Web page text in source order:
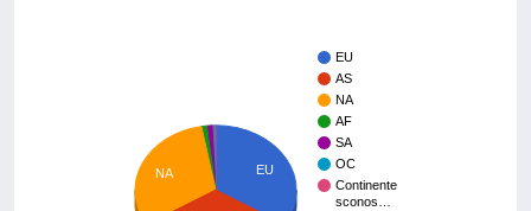
EU
AS
NA
AF
SA
OC
Continente
sconos…
EU
NA